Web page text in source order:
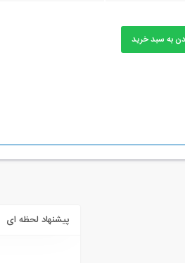
به سبد خرید
پیشنهاد لحظه ای